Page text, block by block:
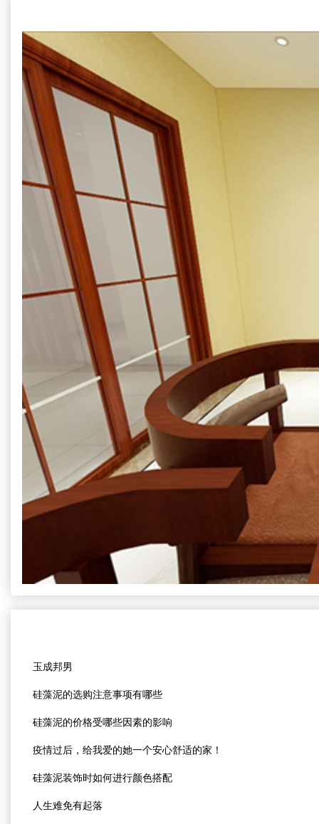
玉成邦男
硅藻泥的选购注意事项有哪些
硅藻泥的价格受哪些因素的影响
疫情过后，给我爱的她一个安心舒适的家！
硅藻泥装饰时如何进行颜色搭配
人生难免有起落